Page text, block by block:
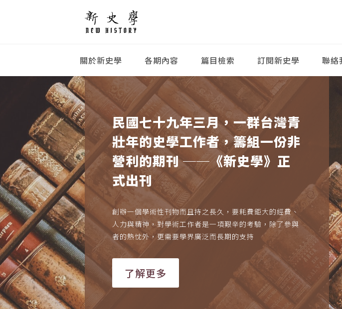
關於新史學 各期內容 篇目檢索 訂閱新史學 聯絡
民國七十九年三月，一群台灣青
壯年的史學工作者，籌組一份非
營利的期刊 ──《新史學》正
式出刊
創辦一個學術性刊物而且持之長久，要耗費鉅大的經費、
人力與精神，對學術工作者是一項艱辛的考驗，除了參與
者的熱忱外，更需要學界廣泛而長期的支持
了解更多